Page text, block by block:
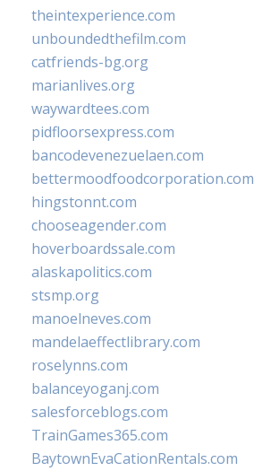
theintexperience.com
unboundedthefilm.com
catfriends-bg.org
marianlives.org
waywardtees.com
pidfloorsexpress.com
bancodevenezuelaen.com
bettermoodfoodcorporation.com
hingstonnt.com
chooseagender.com
hoverboardssale.com
alaskapolitics.com
stsmp.org
manoelneves.com
mandelaeffectlibrary.com
roselynns.com
balanceyoganj.com
salesforceblogs.com
TrainGames365.com
BaytownEvaCationRentals.com